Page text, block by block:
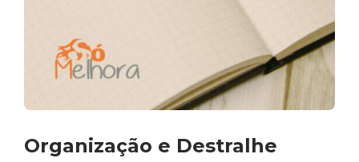
Organização e Destralhe